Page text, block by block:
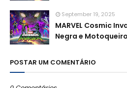
September 19, 2025
MARVEL Cosmic
Negra e
POSTAR UM COMENTÁRIO